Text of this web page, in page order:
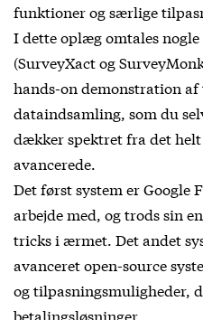
funktioner og særlige
I dette oplæg omtales
(SurveyXact og
hands-on demonstration
dataindsamling, som du
dækker spektret fra det
avancerede.
Det først system er Google
arbejde med, og trods sin
tricks i ærmet. Det andet
avanceret open-source
og tilpasningsmuligheder,
betalingsløsninger.